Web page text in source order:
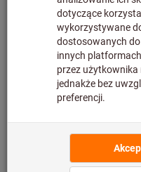
może być
wyświetlona po
do kasy.Produkt
Dodaj do listy artykułów
Szczegóły produktu